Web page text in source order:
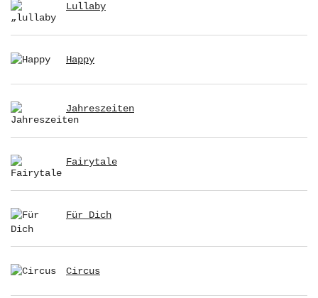
Lullaby
Happy
Jahreszeiten
Fairytale
Für Dich
Circus